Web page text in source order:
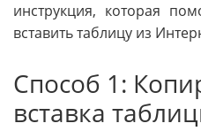
инструкция, которая
вставить таблицу из
Способ 1:
вставка